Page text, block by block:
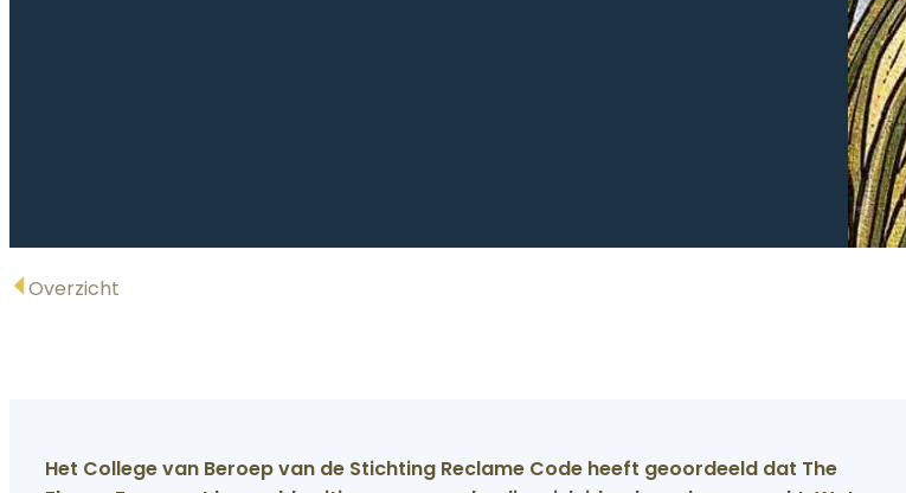
Overzicht
Het College van Beroep van de Stichting Reclame Code heeft geoordeeld dat The